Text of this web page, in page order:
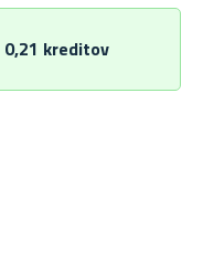
0,21 kreditov